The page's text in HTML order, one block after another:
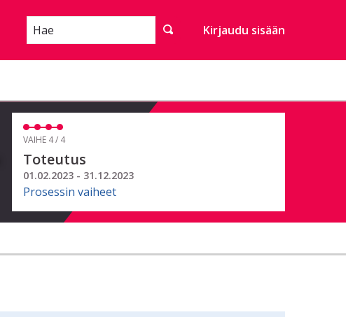
Hae Kirjaudu sisään
VAIHE 4 / 4
Toteutus
01.02.2023 - 31.12.2023
Prosessin vaiheet